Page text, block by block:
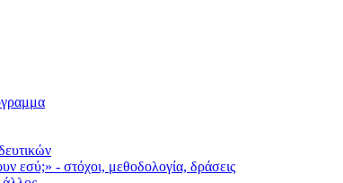
εσύ;» - στόχοι, μεθοδολογία, δράσεις